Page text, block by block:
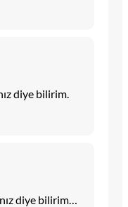
diye bilirim.
diye bilirim…